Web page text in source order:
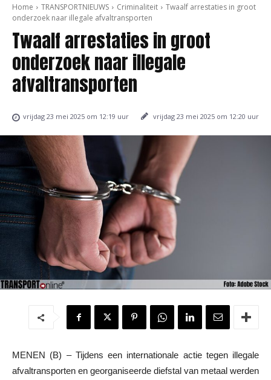
Home TRANSPORTNIEUWS Criminaliteit
Twaalf arrestaties in groot
onderzoek naar illegale afvaltransporten
Twaalf arrestaties in groot
onderzoek naar illegale
afvaltransporten
vrijdag 23 mei 2025 om 12:19 uur vrijdag 23 mei 2025 om 12:20 uur
MENEN (B) – Tijdens een internationale actie tegen illegale
afvaltransporten en georganiseerde diefstal van metaal werden